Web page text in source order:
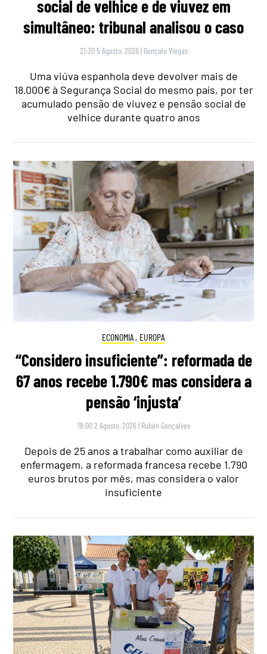
social de velhice e de viuvez em
simultâneo: tribunal analisou o caso
21:30 5 Agosto, 2026 | Gonçalo Viegas
Uma viúva espanhola deve devolver mais de
18.000€ à Segurança Social do mesmo país, por ter
acumulado pensão de viuvez e pensão social de
velhice durante quatro anos
ECONOMIA , EUROPA
“Considero insuficiente”: reformada de
67 anos recebe 1.790€ mas considera a
pensão ‘injusta’
18:00 2 Agosto, 2026 | Rubén Gonçalves
Depois de 25 anos a trabalhar como auxiliar de
enfermagem, a reformada francesa recebe 1.790
euros brutos por mês, mas considera o valor
insuficiente